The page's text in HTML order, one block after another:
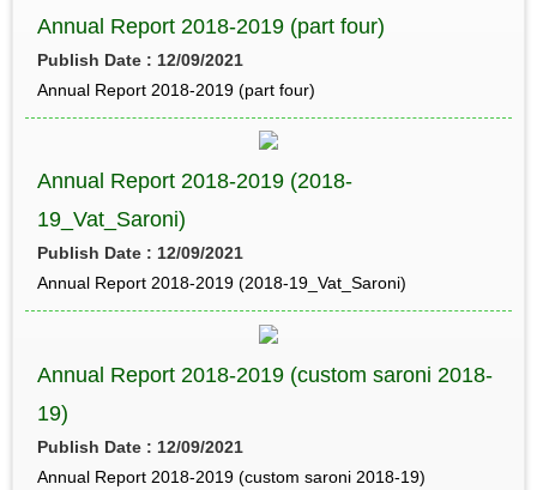
Annual Report 2018-2019 (part four)
Publish Date : 12/09/2021
Annual Report 2018-2019 (part four)
Annual Report 2018-2019 (2018-
19_Vat_Saroni)
Publish Date : 12/09/2021
Annual Report 2018-2019 (2018-19_Vat_Saroni)
Annual Report 2018-2019 (custom saroni 2018-
19)
Publish Date : 12/09/2021
Annual Report 2018-2019 (custom saroni 2018-19)